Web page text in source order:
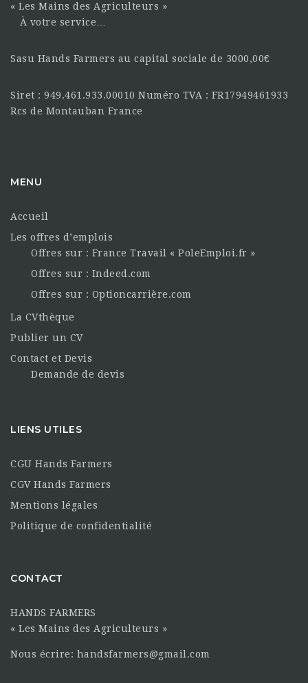
« Les Mains des Agriculteurs »
À votre service…
Sasu Hands Farmers au capital sociale de 3000,00€
Siret : 949.461.933.00010 Numéro TVA : FR17949461933
Rcs de Montauban France
MENU
Accueil
Les offres d’emplois
Offres sur : France Travail « PoleEmploi.fr »
Offres sur : Indeed.com
Offres sur : Optioncarrière.com
La CVthèque
Publier un CV
Contact et Devis
Demande de devis
LIENS UTILES
CGU Hands Farmers
CGV Hands Farmers
Mentions légales
Politique de confidentialité
CONTACT
HANDS FARMERS
« Les Mains des Agriculteurs »
Nous écrire: handsfarmers@gmail.com